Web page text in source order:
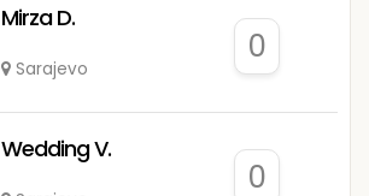
Mirza D.
Sarajevo
0
Wedding V.
0